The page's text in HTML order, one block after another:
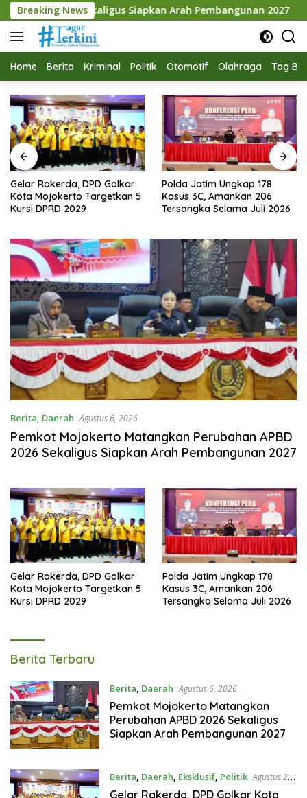
Langsung
ke
konten
Breaking News
Siapkan Arah Pembangunan 2027 Gelar Rakerda,
Home Berita Kriminal Politik Otomotif Olahraga Tag
Gelar Rakerda, DPD Golkar
Kota Mojokerto Targetkan 5
Kursi DPRD 2029
Polda Jatim Ungkap 178
Kasus 3C, Amankan 206
Tersangka Selama Juli 2026
Berita, Daerah Agustus 6, 2026
Pemkot Mojokerto Matangkan Perubahan APBD
2026 Sekaligus Siapkan Arah Pembangunan 2027
Gelar Rakerda, DPD Golkar
Kota Mojokerto Targetkan 5
Kursi DPRD 2029
Polda Jatim Ungkap 178
Kasus 3C, Amankan 206
Tersangka Selama Juli 2026
Tagarterkini
Berita Terbaru
Berita, Daerah Agustus 6, 2026
Pemkot Mojokerto Matangkan
Perubahan APBD 2026 Sekaligus
Siapkan Arah Pembangunan 2027
Berita, Daerah, Eksklusif, Politik Agustus 2,
2026
Gelar Rakerda, DPD Golkar Kota